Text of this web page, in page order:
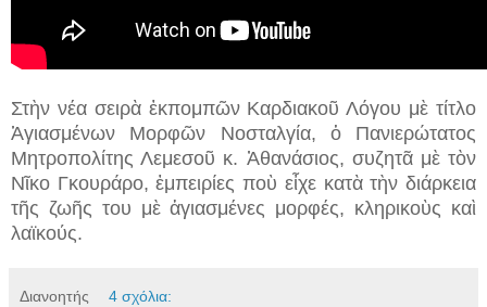
Στὴν νέα σειρὰ ἐκπομπῶν Καρδιακοῦ Λόγου μὲ τίτλο
Ἁγιασμένων Μορφῶν Νοσταλγία, ὁ Πανιερώτατος
Μητροπολίτης Λεμεσοῦ κ. Ἀθανάσιος, συζητᾶ μὲ τὸν
Νῖκο Γκουράρο, ἐμπειρίες ποὺ εἶχε κατὰ τὴν διάρκεια
τῆς ζωῆς του μὲ ἁγιασμένες μορφές, κληρικοὺς καὶ
λαϊκούς.
Διανοητής 4 σχόλια: